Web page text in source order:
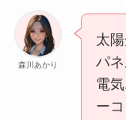
森川あかり
太
パ
電
ー